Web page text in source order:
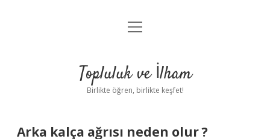
Anasayfa
Yasal Uyarı
menüyü
Topluluk ve İlham
Birlikte öğren, birlikte keşfet!
Arka kalça ağrısı neden olur ?